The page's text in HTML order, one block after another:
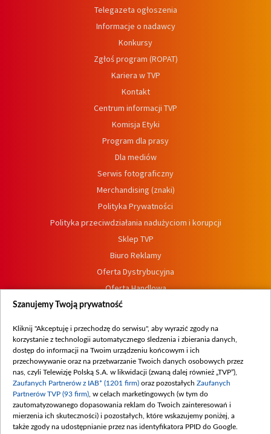
Telegazeta ogłoszenia
Informacje o nadawcy
Konkursy
Zgłoś program (ROPAT)
Kariera w TVP
Kontakt
Centrum informacji TVP
Komisja Etyki
Program dla prasy
Dla mediów
Serwis fotograficzny
Merchandising (znaki)
Polityka Prywatności
Polityka przeciwdziałania nadużyciom i korupcji
Sklep TVP
Biuro Reklamy
Oferta Dystrybucyjna
Oferta Handlowa
Dostępność
Procedura zgłoszeń wewnętrznych
Szanujemy Twoją prywatność
Kliknij "Akceptuję i przechodzę do serwisu", aby wyrazić zgody na
korzystanie z technologii automatycznego śledzenia i zbierania danych,
dostęp do informacji na Twoim urządzeniu końcowym i ich
przechowywanie oraz na przetwarzanie Twoich danych osobowych przez
nas, czyli Telewizję Polską S.A. w likwidacji (zwaną dalej również „TVP”),
Zaufanych Partnerów z IAB* (1201 firm) oraz pozostałych Zaufanych
Partnerów TVP (93 firm) , w celach marketingowych (w tym do
zautomatyzowanego dopasowania reklam do Twoich zainteresowań i
mierzenia ich skuteczności) i pozostałych, które wskazujemy poniżej, a
także zgody na udostępnianie przez nas identyfikatora PPID do Google.